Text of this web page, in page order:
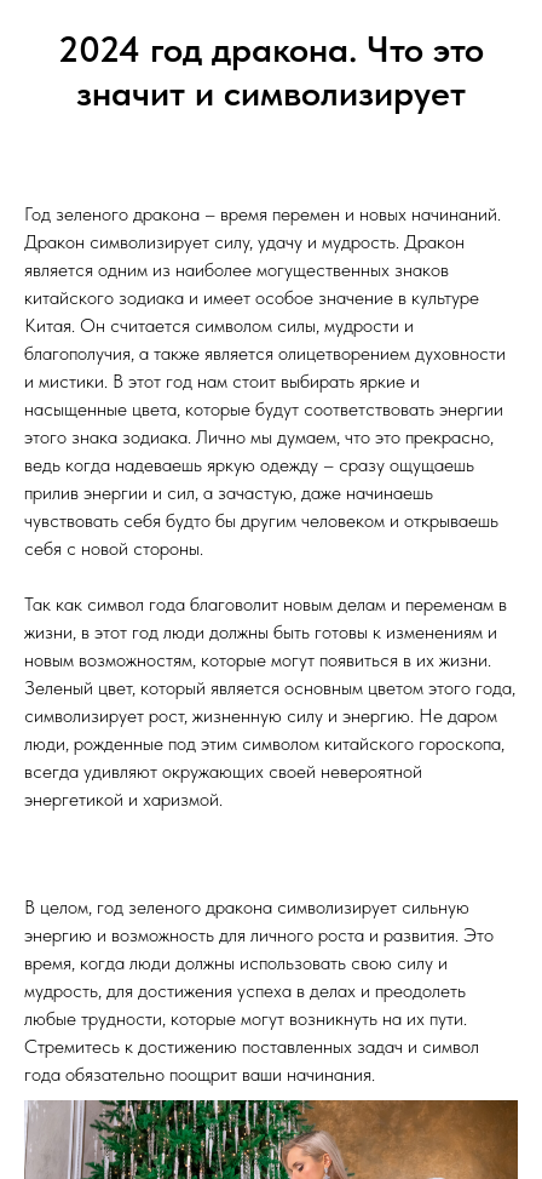
2024 год дракона. Что это
значит и символизирует
Год зеленого дракона – время перемен и новых начинаний.
Дракон символизирует силу, удачу и мудрость. Дракон
является одним из наиболее могущественных знаков
китайского зодиака и имеет особое значение в культуре
Китая. Он считается символом силы, мудрости и
благополучия, а также является олицетворением духовности
и мистики. В этот год нам стоит выбирать яркие и
насыщенные цвета, которые будут соответствовать энергии
этого знака зодиака. Лично мы думаем, что это прекрасно,
ведь когда надеваешь яркую одежду – сразу ощущаешь
прилив энергии и сил, а зачастую, даже начинаешь
чувствовать себя будто бы другим человеком и открываешь
себя с новой стороны.
Так как символ года благоволит новым делам и переменам в
жизни, в этот год люди должны быть готовы к изменениям и
новым возможностям, которые могут появиться в их жизни.
Зеленый цвет, который является основным цветом этого года,
символизирует рост, жизненную силу и энергию. Не даром
люди, рожденные под этим символом китайского гороскопа,
всегда удивляют окружающих своей невероятной
энергетикой и харизмой.
В целом, год зеленого дракона символизирует сильную
энергию и возможность для личного роста и развития. Это
время, когда люди должны использовать свою силу и
мудрость, для достижения успеха в делах и преодолеть
любые трудности, которые могут возникнуть на их пути.
Стремитесь к достижению поставленных задач и символ
года обязательно поощрит ваши начинания.